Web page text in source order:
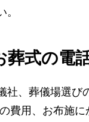
葬式の電
社、葬儀場選び
費用、お布施